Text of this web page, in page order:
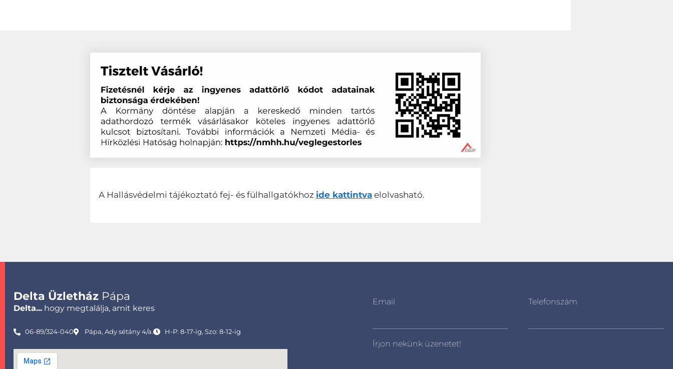
A Hallásvédelmi tájékoztató fej- és fülhallgatókhoz ide kattintva elolvasható.
Delta Üzletház Pápa
Delta... hogy megtalálja, amit keres
06-89/324-040 Pápa, Ady sétány 4/a. H-P: 8-17-ig, Szo: 8-12-ig
Email Telefonszám
Írjon nekünk üzenetet!